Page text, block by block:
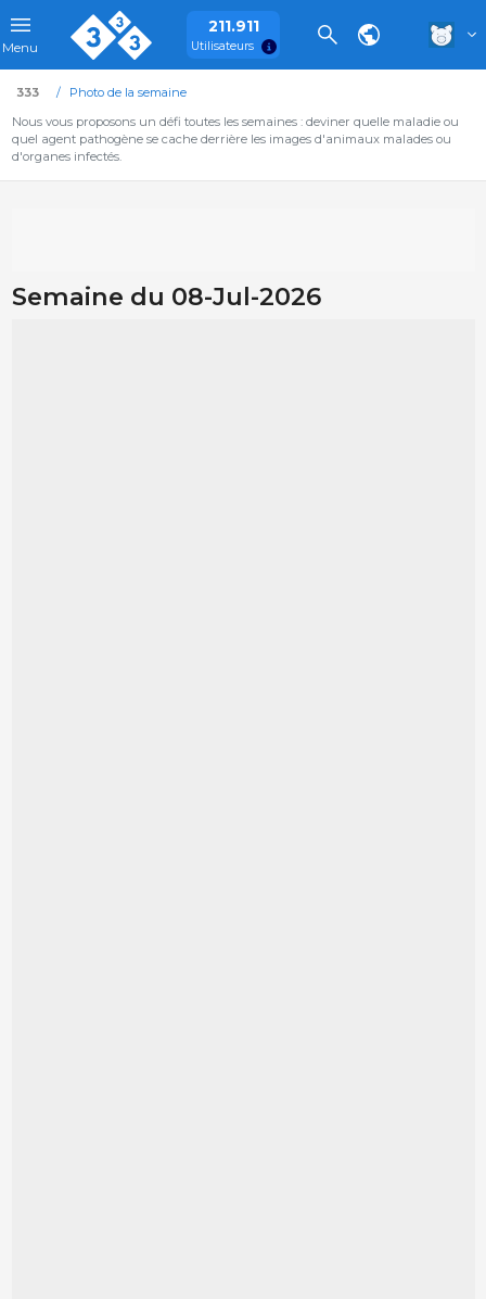
Menu
211.911
Utilisateurs
333
Photo de la semaine
Nous vous proposons un défi toutes les semaines : deviner quelle maladie ou
quel agent pathogène se cache derrière les images d'animaux malades ou
d'organes infectés.
Semaine du 08-Jul-2026